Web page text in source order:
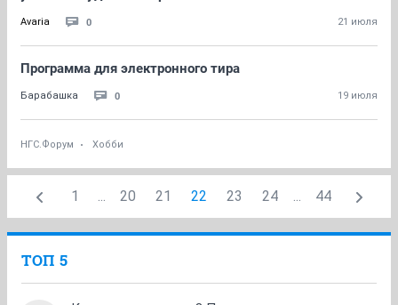
Avaria 0 21 июля
Программа для электронного тира
Барабашка 0 19 июля
НГС.Форум Хобби
1 ... 20 21 22 23 24 ... 44
ТОП 5